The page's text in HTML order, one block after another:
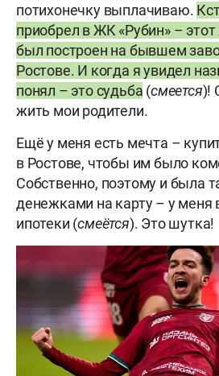
потихонечку выплачиваю.
приобрел в ЖК «Рубин» –
был построен на бывшем
Ростове. И когда я увидел
понял – это судьба (смеется)!
жить мои родители.
Ещё у меня есть мечта –
в Ростове, чтобы им было
Собственно, поэтому и была
денежками на карту – у меня
ипотеки (смеётся). Это шутка!